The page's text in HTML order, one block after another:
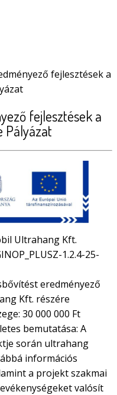
fejlesztések a
fejlesztések a
Pályázat
Ultrahang Kft.
1.2.4-25-
eredményező
Kft. részére
30 000 000 Ft
bemutatása: A
során ultrahang
információs
a projekt szakmai
valósít